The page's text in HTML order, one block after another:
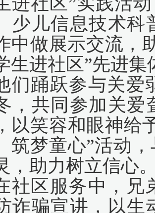
少儿信息技术
中做展示交流，
生进社区”先进集
们踊跃参与关爱
，共同参加关爱
以笑容和眼神给
筑梦童心”活动
，助力树立信心
社区服务中，兄
诈骗宣讲，以生